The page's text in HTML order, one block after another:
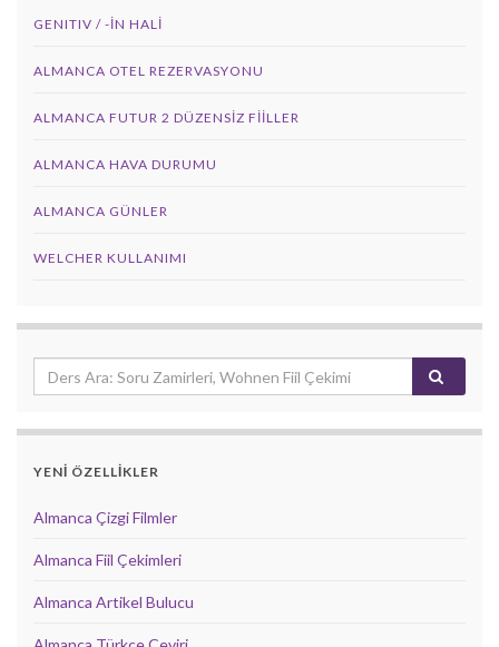
GENITIV / -İN HALİ
ALMANCA OTEL REZERVASYONU
ALMANCA FUTUR 2 DÜZENSIZ FIILLER
ALMANCA HAVA DURUMU
ALMANCA GÜNLER
WELCHER KULLANIMI
YENİ ÖZELLİKLER
Almanca Çizgi Filmler
Almanca Fiil Çekimleri
Almanca Artikel Bulucu